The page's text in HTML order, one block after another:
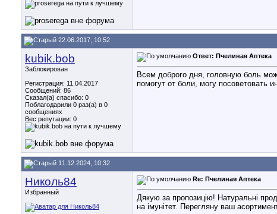
22.06.2017, 10:52
kubik.bob
Заблокирован
Регистрация: 11.04.2017
Сообщений: 86
Сказал(а) спасибо: 0
Поблагодарили 0 раз(а) в 0
сообщениях
Вес репутации: 0
Ответ: Пчелиная Аптека
Всем доброго дня, головную боль
помогут от боли, могу посоветовать
11.12.2024, 10:32
Николь84
Избранный
Re: Пчелиная Аптека
Дякую за пропозицію! Натуральні
на імунітет. Перегляну ваш